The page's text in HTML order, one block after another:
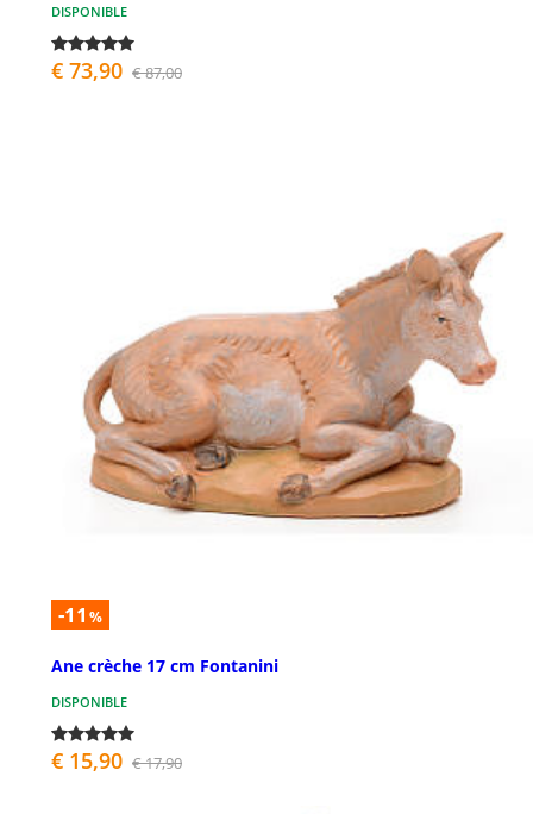
DISPONIBLE
€ 73,90 € 87,00
-11 %
Ane crèche 17 cm Fontanini
DISPONIBLE
€ 15,90 € 17,90